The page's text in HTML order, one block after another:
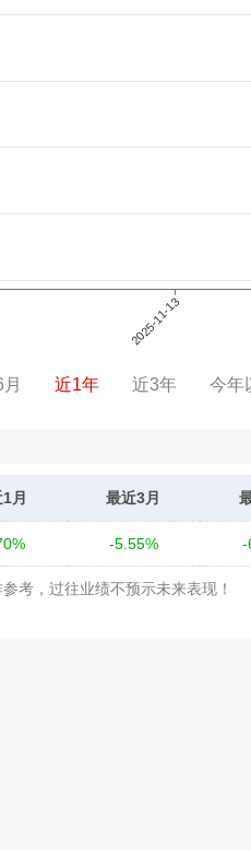
近1年 近3年 今年
月 最近3月
-5.55% -
考，过往业绩不预示未来表现！